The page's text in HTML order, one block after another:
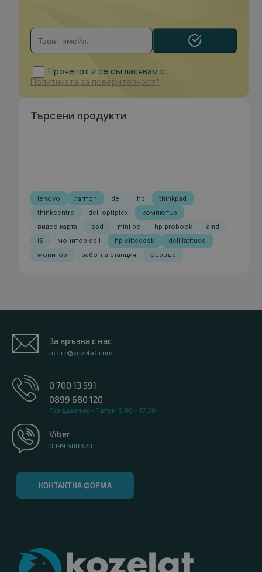
Прочетох и се съгласявам с
Политиката за поверителност*
Търсени продукти
lenovo лаптоп dell hp
thinkpad
thinkcentre
dell optiplex
компютър
видео карта
ssd mini pc hp probook
amd
i5
монитор dell hp elitedesk
dell latitude
монитор
работна станция сървър
За връзка с нас
office@kozelat.com
0 700 13 591
0899 680 120
Понеделник - Петък: 9:00 - 17:30
Viber
0899 680 120
КОНТАКТНА ФОРМА